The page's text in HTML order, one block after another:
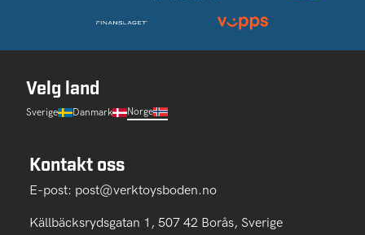
Velg land
Sverige Danmark Norge
Kontakt oss
E-post: post@verktoysboden.no
Källbäcksrydsgatan 1, 507 42 Borås, Sverige